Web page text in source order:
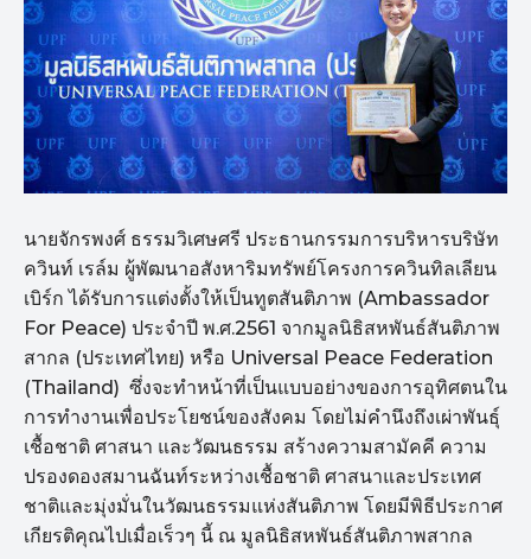
นายจักรพงศ์ ธรรมวิเศษศรี ประธานกรรมการบริหารบริษัท
ควินท์ เรล์ม ผู้พัฒนาอสังหาริมทรัพย์โครงการควินทิลเลียน
เบิร์ก ได้รับการแต่งตั้งให้เป็นทูตสันติภาพ (Ambassador
For Peace) ประจำปี พ.ศ.2561 จากมูลนิธิสหพันธ์สันติภาพ
สากล (ประเทศไทย) หรือ Universal Peace Federation
(Thailand) ซึ่งจะทำหน้าที่เป็นแบบอย่างของการอุทิศตนใน
การทำงานเพื่อประโยชน์ของสังคม โดยไม่คำนึงถึงเผ่าพันธุ์
เชื้อชาติ ศาสนา และวัฒนธรรม สร้างความสามัคคี ความ
ปรองดองสมานฉันท์ระหว่างเชื้อชาติ ศาสนาและประเทศ
ชาติและมุ่งมั่นในวัฒนธรรมแห่งสันติภาพ โดยมีพิธีประกาศ
เกียรติคุณไปเมื่อเร็วๆ นี้ ณ มูลนิธิสหพันธ์สันติภาพสากล